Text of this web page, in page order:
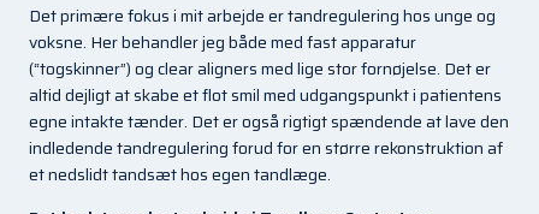
Det primære fokus i mit arbejde er tandregulering hos unge og
voksne. Her behandler jeg både med fast apparatur
(“togskinner”) og clear aligners med lige stor fornøjelse. Det er
altid dejligt at skabe et flot smil med udgangspunkt i patientens
egne intakte tænder. Det er også rigtigt spændende at lave den
indledende tandregulering forud for en større rekonstruktion af
et nedslidt tandsæt hos egen tandlæge.